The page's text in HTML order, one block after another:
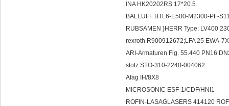
INA HK20202RS 17*20.5
BALLUFF BTL6-E500-M2300-PF-
RUBSAMEN }HERR Type: LV400
rexroth R900912672;LFA 25 EWA-
ARI-Armaturen Fig. 55.440 PN16
stotz STO-310-2240-004062
Afag IH/8X8
MICROSONIC ESF-1/CDF/HNI1
ROFIN-LASAGLASERS 414120